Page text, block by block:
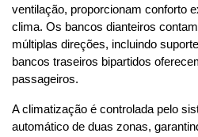
ventilação, proporcionam conforto
clima. Os bancos dianteiros
múltiplas direções, incluindo
bancos traseiros bipartidos
passageiros.
A climatização é controlada pelo
automático de duas zonas,